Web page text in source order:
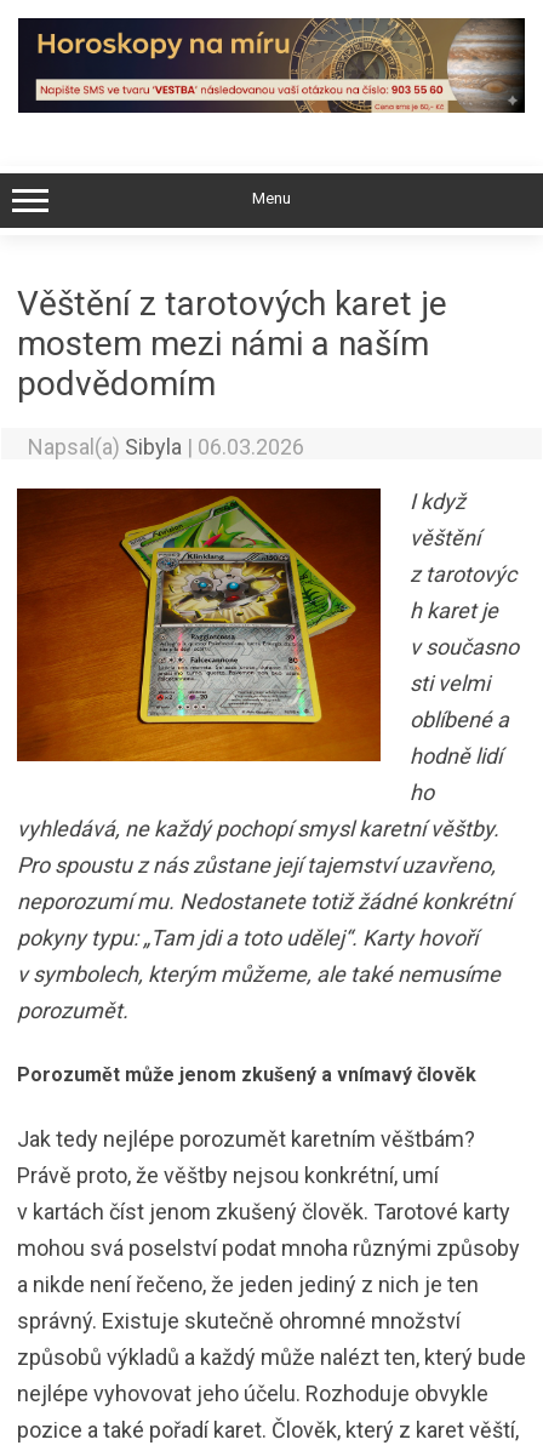
Skip
content
Menu
Věštění z tarotových karet je
mostem mezi námi a naším
podvědomím
Napsal(a) Sibyla | 06.03.2026
I když
věštění
z tarotovýc
h karet je
v současno
sti velmi
oblíbené a
hodně lidí
ho
vyhledává, ne každý pochopí smysl karetní věštby.
Pro spoustu z nás zůstane její tajemství uzavřeno,
neporozumí mu. Nedostanete totiž žádné konkrétní
pokyny typu: „Tam jdi a toto udělej“. Karty hovoří
v symbolech, kterým můžeme, ale také nemusíme
porozumět.
Porozumět může jenom zkušený a vnímavý člověk
Jak tedy nejlépe porozumět karetním věštbám?
Právě proto, že věštby nejsou konkrétní, umí
v kartách číst jenom zkušený člověk. Tarotové karty
mohou svá poselství podat mnoha různými způsoby
a nikde není řečeno, že jeden jediný z nich je ten
správný. Existuje skutečně ohromné množství
způsobů výkladů a každý může nalézt ten, který bude
nejlépe vyhovovat jeho účelu. Rozhoduje obvykle
pozice a také pořadí karet. Člověk, který z karet věští,